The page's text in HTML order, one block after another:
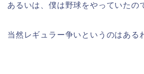
あるいは、僕は野球をやっていたの
当然レギュラー争いというのはある